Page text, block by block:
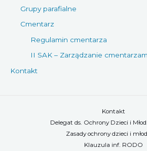
Grupy parafialne
Cmentarz
Regulamin cmentarza
II SAK – Zarządzanie
Kontakt
Kontakt
Delegat ds. Ochrony Dzieci i
Zasady ochrony dzieci i
Klauzula inf. RODO